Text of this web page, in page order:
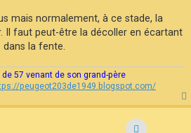
mais normalement, à ce stade, la
Il faut peut-être la décoller en écartant
la fente.
57 venant de son grand-père
peugeot203de1949.blogspot.com/